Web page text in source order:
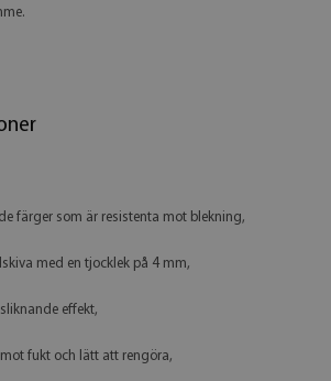
färger som är resistenta mot blekning,
med en tjocklek på 4 mm,
effekt,
fukt och lätt att rengöra,